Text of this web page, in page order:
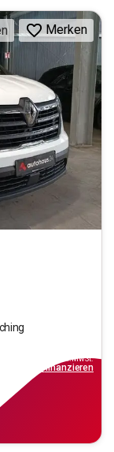
Merken
inkl.MwSt.
finanzieren